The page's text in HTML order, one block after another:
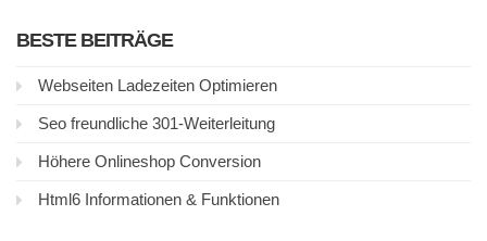
BESTE BEITRÄGE
Webseiten Ladezeiten Optimieren
Seo freundliche 301-Weiterleitung
Höhere Onlineshop Conversion
Html6 Informationen & Funktionen